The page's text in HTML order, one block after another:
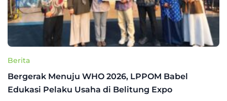
Berita
Bergerak Menuju WHO 2026, LPPOM Babel
Edukasi Pelaku Usaha di Belitung Expo